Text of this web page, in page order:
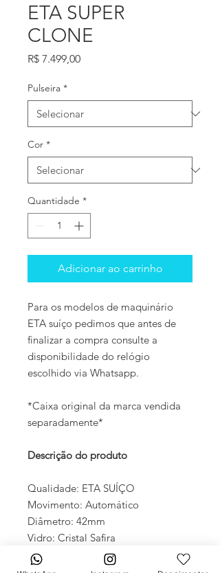
ETA SUPER
CLONE
R$ 7.499,00Preço
Pulseira *
Cor *
Quantidade *
Adicionar ao carrinho
Para os modelos de maquinário
ETA suíço pedimos que antes de
finalizar a compra consulte a
disponibilidade do relógio
escolhido via Whatsapp.
*Caixa original da marca vendida
separadamente*
Descrição do produto
Qualidade: ETA SUÍÇO
Movimento: Automático
Diâmetro: 42mm
Vidro: Cristal Safira
Crono: 100 % funcional